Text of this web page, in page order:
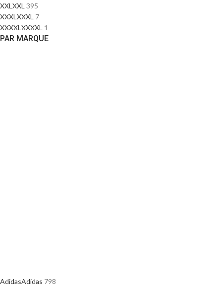
XXL XXL 395
XXXL XXXL 7
XXXXL XXXXL 1
PAR MARQUE
AdidasAdidas 798